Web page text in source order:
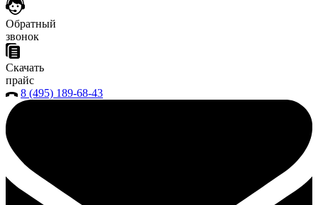
Обратный
звонок
Скачать
прайс
8 (495) 189-68-43